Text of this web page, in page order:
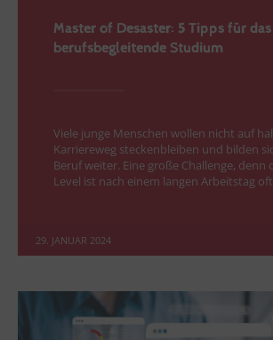
Master of Desaster: 5 Tipps für das
berufsbegleitende Studium
Viele junge Menschen wollen nicht auf
Karriereweg steckenbleiben und bilden
Beruf weiter. Eine große Challenge, denn
Level ist nach einem langen Arbeitstag
29. JANUAR 2024